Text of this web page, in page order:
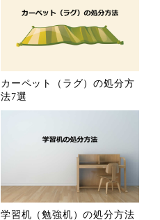
カーペット（ラグ）の処分方
法7選
学習机（勉強机）の処分方法